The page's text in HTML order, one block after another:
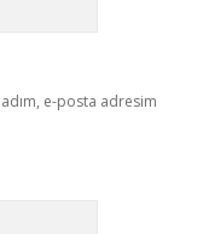
e-posta adresim